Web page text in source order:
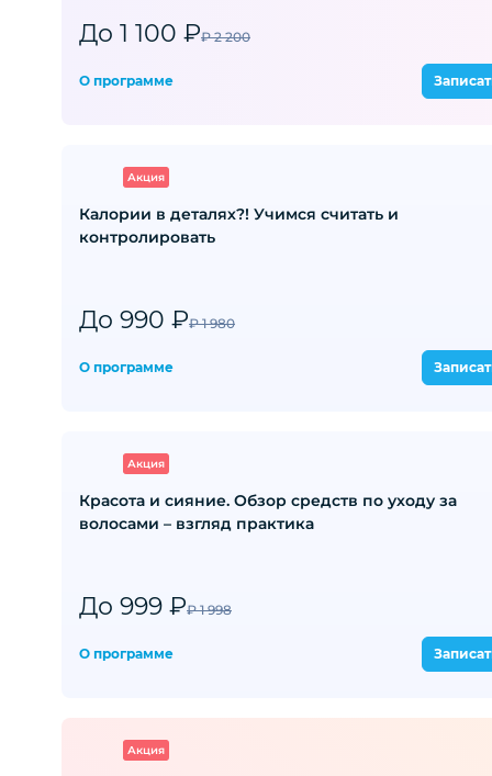
До 1 100 ₽₽ 2 200
О программе
Акция
Калории в деталях?! Учимся считать и
контролировать
До 990 ₽₽ 1 980
О программе
Акция
Красота и сияние. Обзор средств по уходу за
волосами – взгляд практика
До 999 ₽₽ 1 998
О программе
Акция